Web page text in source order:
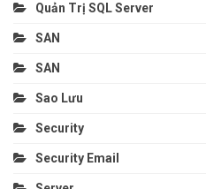
Quản Trị SQL Server
SAN
SAN
Sao Lưu
Security
Security Email